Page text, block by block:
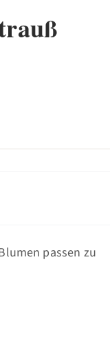
passen zu